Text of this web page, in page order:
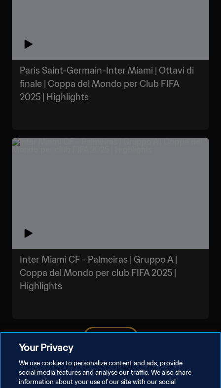
Paris Saint-Germain-Inter Miami | Ottavi di
finale | Coppa del Mondo per Club FIFA
2025 | Highlights
Inter Miami CF - Palmeiras | Gruppo A |
Coppa del Mondo per club FIFA 2025 |
Highlights
Your Privacy
We use cookies to personalize content and ads, provide
social media features and analyse our traffic. We also share
information about your use of our site with our social